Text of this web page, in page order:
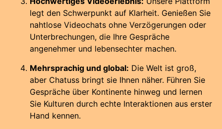
legt den Schwerpunkt auf Klarheit. Genießen Sie
nahtlose Videochats ohne Verzögerungen oder
Unterbrechungen, die Ihre Gespräche
angenehmer und lebensechter machen.
Mehrsprachig und global: Die Welt ist groß,
aber Chatuss bringt sie Ihnen näher. Führen Sie
Gespräche über Kontinente hinweg und lernen
Sie Kulturen durch echte Interaktionen aus erster
Hand kennen.